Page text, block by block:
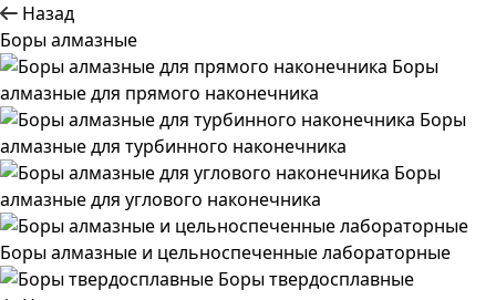
Назад
Боры алмазные
Боры
алмазные для прямого наконечника
Боры
алмазные для турбинного наконечника
Боры
алмазные для углового наконечника
Боры алмазные и цельноспеченные лабораторные
Боры твердосплавные